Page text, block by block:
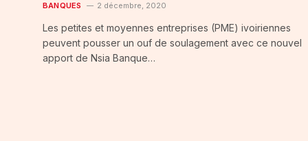
BANQUES 2 décembre, 2020
Les petites et moyennes entreprises (PME) ivoiriennes
peuvent pousser un ouf de soulagement avec ce nouvel
apport de Nsia Banque…